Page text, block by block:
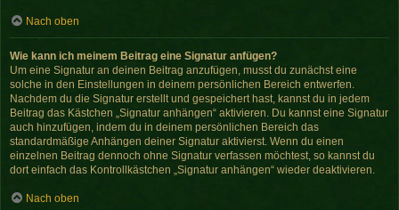
Nach oben
Wie kann ich meinem Beitrag eine Signatur anfügen?
Um eine Signatur an deinen Beitrag anzufügen, musst du zunächst eine
solche in den Einstellungen in deinem persönlichen Bereich entwerfen.
Nachdem du die Signatur erstellt und gespeichert hast, kannst du in jedem
Beitrag das Kästchen „Signatur anhängen“ aktivieren. Du kannst eine Signatur
auch hinzufügen, indem du in deinem persönlichen Bereich das
standardmäßige Anhängen deiner Signatur aktivierst. Wenn du einen
einzelnen Beitrag dennoch ohne Signatur verfassen möchtest, so kannst du
dort einfach das Kontrollkästchen „Signatur anhängen“ wieder deaktivieren.
Nach oben